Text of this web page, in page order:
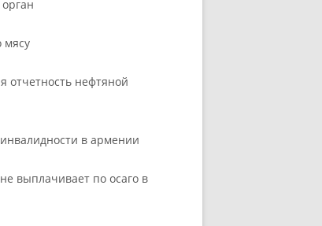
мясу
отчетность нефтяной
в армении
выплачивает по осаго в